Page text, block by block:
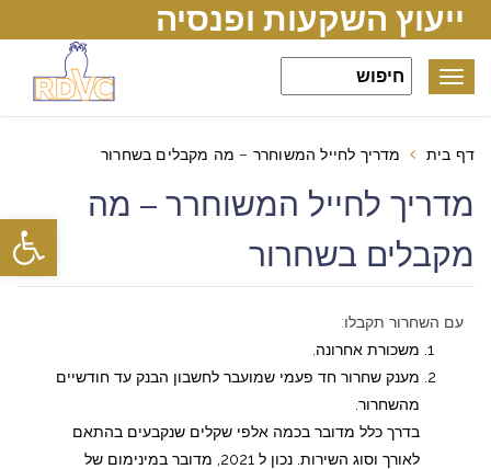
פתח
ייעוץ השקעות ופנסיה
Toggle
דף בית מדריך לחייל המשוחרר – מה מקבלים בשחרור
מדריך לחייל המשוחרר – מה
מקבלים בשחרור
עם השחרור תקבלו:
משכורת אחרונה.
מענק שחרור חד פעמי שמועבר לחשבון הבנק עד חודשיים
מהשחרור.
בדרך כלל מדובר בכמה אלפי שקלים שנקבעים בהתאם
לאורך וסוג השירות. נכון ל 2021, מדובר במינימום של